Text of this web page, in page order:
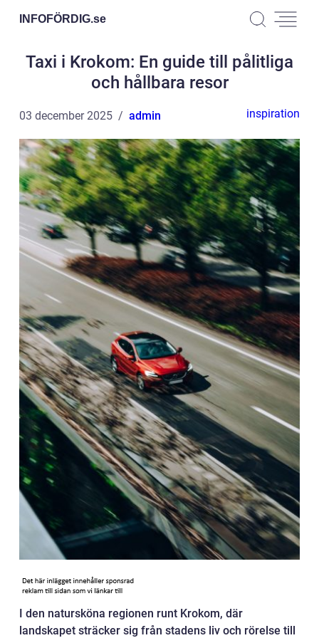
INFOFÖRDIG.se
Taxi i Krokom: En guide till pålitliga
och hållbara resor
03 december 2025 admin inspiration
I den natursköna regionen runt Krokom, där
landskapet sträcker sig från stadens liv och rörelse till